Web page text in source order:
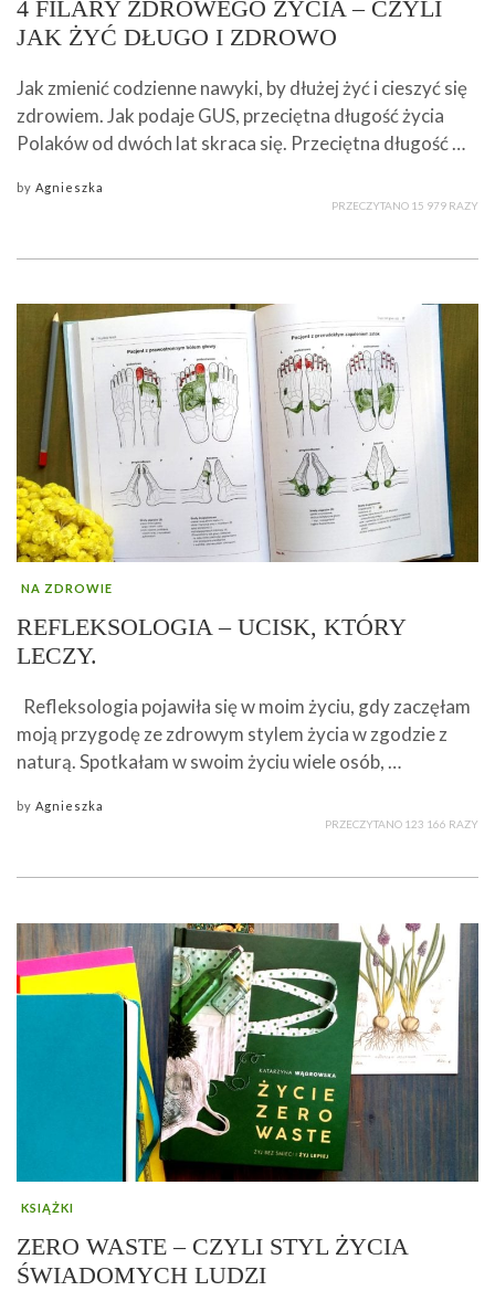
4 FILARY ZDROWEGO ŻYCIA – CZYLI
JAK ŻYĆ DŁUGO I ZDROWO
Jak zmienić codzienne nawyki, by dłużej żyć i cieszyć się
zdrowiem. Jak podaje GUS, przeciętna długość życia
Polaków od dwóch lat skraca się. Przeciętna długość …
by Agnieszka
PRZECZYTANO 15 979 RAZY
NA ZDROWIE
REFLEKSOLOGIA – UCISK, KTÓRY
LECZY.
Refleksologia pojawiła się w moim życiu, gdy zaczęłam
moją przygodę ze zdrowym stylem życia w zgodzie z
naturą. Spotkałam w swoim życiu wiele osób, …
by Agnieszka
PRZECZYTANO 123 166 RAZY
KSIĄŻKI
ZERO WASTE – CZYLI STYL ŻYCIA
ŚWIADOMYCH LUDZI